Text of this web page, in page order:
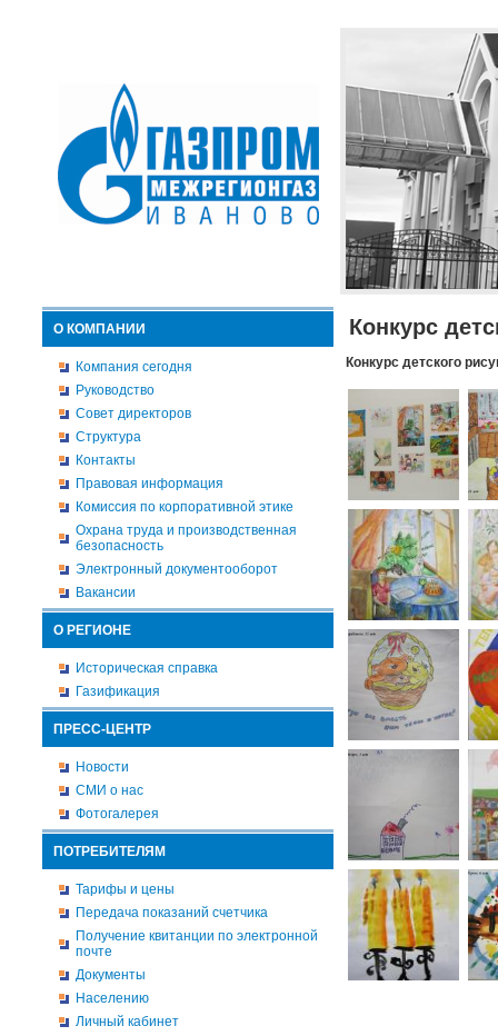
О КОМПАНИИ
Компания сегодня
Руководство
Совет директоров
Структура
Контакты
Правовая информация
Комиссия по корпоративной этике
Охрана труда и производственная
безопасность
Электронный документооборот
Вакансии
О РЕГИОНЕ
Историческая справка
Газификация
ПРЕСС-ЦЕНТР
Новости
СМИ о нас
Фотогалерея
ПОТРЕБИТЕЛЯМ
Тарифы и цены
Передача показаний счетчика
Получение квитанции по электронной
почте
Документы
Населению
Личный кабинет
Конкурс
Конкурс детского